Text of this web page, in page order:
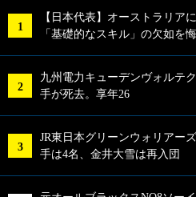
【日本代表】オーストラリア
「基礎的なスキル」の欠如を
九州電力キューデンヴォルテ
手が死去。享年26
JR東日本グリーンウォリアー
手は4名、金井大雪は再入団